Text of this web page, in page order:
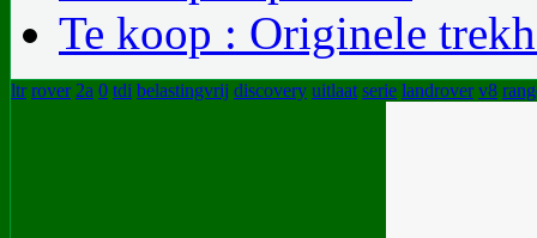
Te koop : Originele
ltr rover 2a 0 tdi belastingvrij discovery uitlaat serie landrover v8